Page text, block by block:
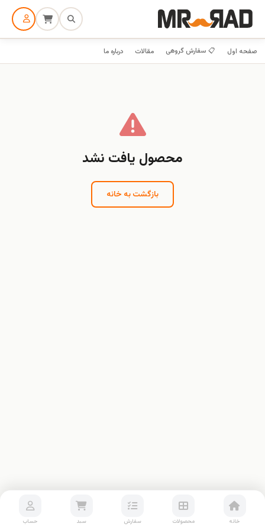
صفحه اول 📋 سفارش گروهی مقالات درباره ما
محصول یافت نشد
بازگشت به خانه
خانه محصولات سفارش سبد حساب